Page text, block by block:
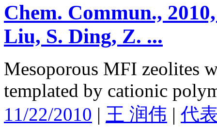
Chem. Commun.,
Liu, S. Ding, Z. ...
Mesoporous MFI zeolites
templated by cationic
11/22/2010 | 王 润伟 | 代